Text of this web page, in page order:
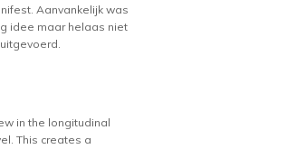
Aanvankelijk was
idee maar helaas niet
in the longitudinal
This creates a